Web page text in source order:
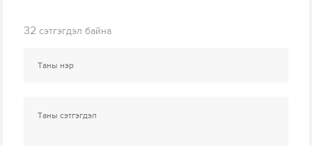
32 сэтгэгдэл байна